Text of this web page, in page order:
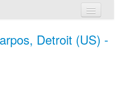
Detroit (US) -